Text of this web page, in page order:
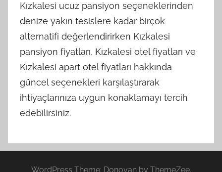
Kızkalesi ucuz pansiyon seçeneklerinden
denize yakın tesislere kadar birçok
alternatifi değerlendirirken Kızkalesi
pansiyon fiyatları, Kızkalesi otel fiyatları ve
Kızkalesi apart otel fiyatları hakkında
güncel seçenekleri karşılaştırarak
ihtiyaçlarınıza uygun konaklamayı tercih
edebilirsiniz.
WordPress Theme: Donovan by ThemeZee.